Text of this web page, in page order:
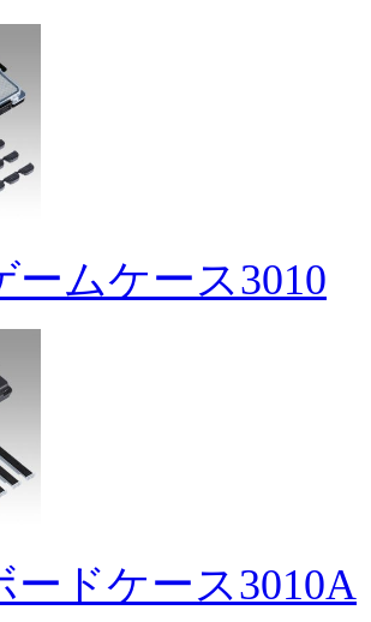
ームケース3010
ードケース3010A